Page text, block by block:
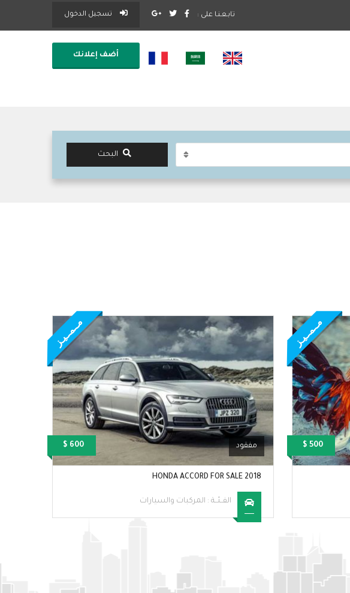
تسجيل الدخول تابـعـنـا على :
أضف إعلانك
البحث
مــمــيـز
500 $
مــمــيـز
مفقود 600 $
2018 HONDA ACCORD FOR SALE
الفــئــة : المركبات والسيارات